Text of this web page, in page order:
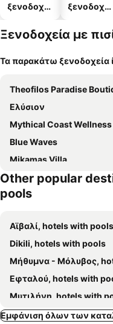
ξενοδοχεί
ξενοδοχεί
Ξενοδοχεία με
Τα παρακάτω ξενοδοχεία
Theofilos Paradise Boutique
Ελύσιον
Mythical Coast Wellness
Blue Waves
Mikamas Villa
Other popular
pools
Αϊβαλί, hotels with pools
Dikili, hotels with pools
Μήθυμνα - Μόλυβος, hotels with
Εφταλού, hotels with
Μυτιλήνη, hotels with
Σκάλα Καλλονής, hotels with
Εμφάνιση όλων των